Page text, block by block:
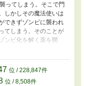
ってしまう。そこで門
しかしその魔法使いは
できずゾンビに襲われ
てしまう。そのことが
ンビ化を解く薬を開
かし人々にそのことが
てしまった。そして夜
たくさん入ってきてゾ
位 / 228,847件
位 / 8,508件